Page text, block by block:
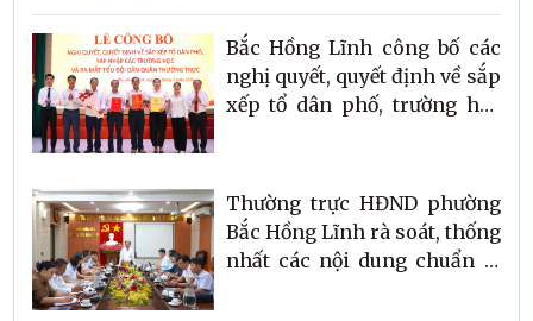
Bắc Hồng Lĩnh công bố các
nghị quyết, quyết định về sắp
xếp tổ dân phố, trường học
Thường trực HĐND phường
Bắc Hồng Lĩnh rà soát, thống
nhất các nội dung chuẩn bị